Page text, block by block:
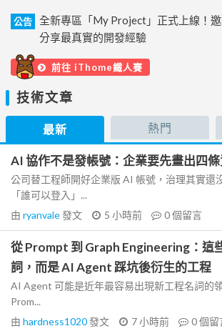
公告
全新專區「My Project」正式上線！邀
分享最真實的開發經驗
前往 iThome鐵人賽
技術文章
最新 熱門
AI 協作不是發帳號：企業要先畫出四
公司替工程師開好企業版 AI 帳號，治理其實還
「誰可以登入」...
由 ryanvale發文 5 小時前 0個留言
從 Prompt 到 Graph Engineering：這
詞，而是 AI Agent 踩坑後衍生的工程
AI Agent 可能是近年最容易出現新工程名詞的
Prom...
由 hardness1020發文 7 小時前 0個留